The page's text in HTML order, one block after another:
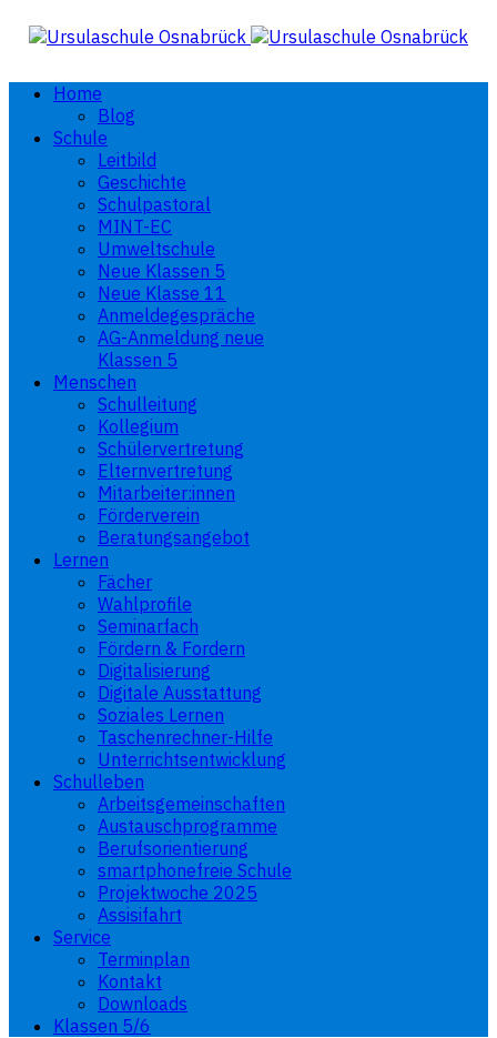
Home
Blog
Schule
Leitbild
Geschichte
Schulpastoral
MINT-EC
Umweltschule
Neue Klassen 5
Neue Klasse 11
Anmeldegespräche
AG-Anmeldung neue
Klassen 5
Menschen
Schulleitung
Kollegium
Schülervertretung
Elternvertretung
Mitarbeiter:innen
Förderverein
Beratungsangebot
Lernen
Fächer
Wahlprofile
Seminarfach
Fördern & Fordern
Digitalisierung
Digitale Ausstattung
Soziales Lernen
Taschenrechner-Hilfe
Unterrichtsentwicklung
Schulleben
Arbeitsgemeinschaften
Austauschprogramme
Berufsorientierung
smartphonefreie Schule
Projektwoche 2025
Assisifahrt
Service
Terminplan
Kontakt
Downloads
Klassen 5/6